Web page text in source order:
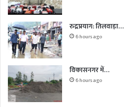
रुद्रप्रयाग: तिलवाड़ा…
6 hours ago
विकासनगर में…
6 hours ago